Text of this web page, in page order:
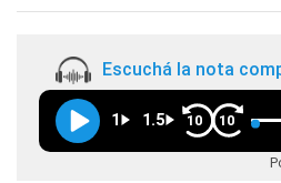
Escuchá la nota
1 1.5 10 10